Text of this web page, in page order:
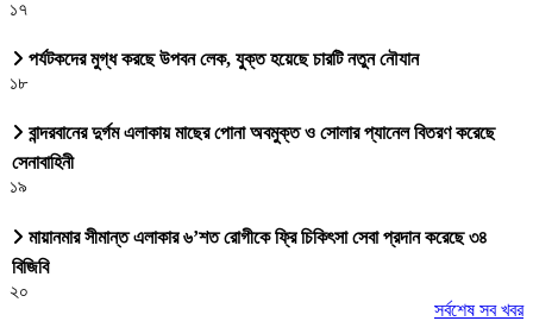
১৭
পর্যটকদের মুগ্ধ করছে উপবন লেক, যুক্ত হয়েছে চারটি নতুন নৌযান
১৮
বান্দরবানের দুর্গম এলাকায় মাছের পোনা অবমুক্ত ও সোলার প্যানেল বিতরণ করেছে
সেনাবাহিনী
১৯
মায়ানমার সীমান্ত এলাকার ৬’শত রোগীকে ফ্রি চিকিৎসা সেবা প্রদান করেছে ৩৪
বিজিবি
২০
সর্বশেষ সব খবর